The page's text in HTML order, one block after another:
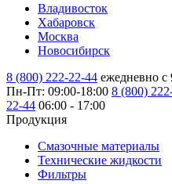
Владивосток
Хабаровск
Москва
Новосибирск
8 (800) 222-22-44 ежедневно с
Пн-Пт: 09:00-18:00 8 (800)
22-44 06:00 - 17:00
Продукция
Смазочные материалы
Технические жидкости
Фильтры